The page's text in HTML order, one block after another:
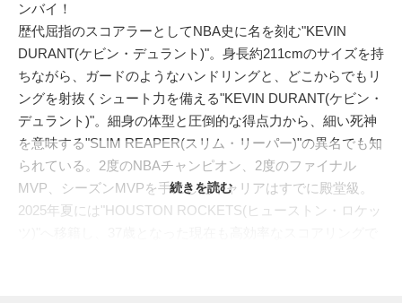
ンバイ！
歴代屈指のスコアラーとしてNBA史に名を刻む"KEVIN
DURANT(ケビン・デュラント)"。身長約211cmのサイズを持
ちながら、ガードのようなハンドリングと、どこからでもリ
ングを射抜くシュート力を備える"KEVIN DURANT(ケビン・
デュラント)"。細身の体型と圧倒的な得点力から、細い死神
を意味する"SLIM REAPER(スリム・リーパー)"の異名でも知
られている。2度のNBAチャンピオン、2度のファイナル
MVP、シーズンMVPを手にしたキャリアはすでに殿堂級。
2025年夏には"HOUSTON ROCKETS(ヒューストン・ロケッ
続きを読む